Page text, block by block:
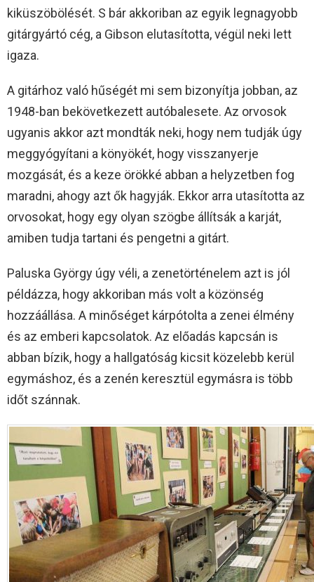
kiküszöbölését. S bár akkoriban az egyik legnagyobb
gitárgyártó cég, a Gibson elutasította, végül neki lett
igaza.
A gitárhoz való hűségét mi sem bizonyítja jobban, az
1948-ban bekövetkezett autóbalesete. Az orvosok
ugyanis akkor azt mondták neki, hogy nem tudják úgy
meggyógyítani a könyökét, hogy visszanyerje
mozgását, és a keze örökké abban a helyzetben fog
maradni, ahogy azt ők hagyják. Ekkor arra utasította az
orvosokat, hogy egy olyan szögbe állítsák a karját,
amiben tudja tartani és pengetni a gitárt.
Paluska György úgy véli, a zenetörténelem azt is jól
példázza, hogy akkoriban más volt a közönség
hozzáállása. A minőséget kárpótolta a zenei élmény
és az emberi kapcsolatok. Az előadás kapcsán is
abban bízik, hogy a hallgatóság kicsit közelebb kerül
egymáshoz, és a zenén keresztül egymásra is több
időt szánnak.